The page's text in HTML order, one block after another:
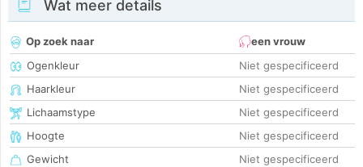
Wat meer details
Op zoek naar
een vrouw
Ogenkleur
Niet gespecificeerd
Haarkleur
Niet gespecificeerd
Lichaamstype
Niet gespecificeerd
Hoogte
Niet gespecificeerd
Gewicht
Niet gespecificeerd